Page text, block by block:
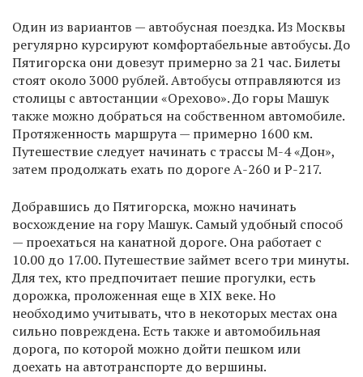
Один из вариантов — автобусная поездка. Из Москвы
регулярно курсируют комфортабельные автобусы. До
Пятигорска они довезут примерно за 21 час. Билеты
стоят около 3000 рублей. Автобусы отправляются из
столицы с автостанции «Орехово». До горы Машук
также можно добраться на собственном автомобиле.
Протяженность маршрута — примерно 1600 км.
Путешествие следует начинать с трассы М-4 «Дон»,
затем продолжать ехать по дороге А-260 и Р-217.
Добравшись до Пятигорска, можно начинать
восхождение на гору Машук. Самый удобный способ
— проехаться на канатной дороге. Она работает с
10.00 до 17.00. Путешествие займет всего три минуты.
Для тех, кто предпочитает пешие прогулки, есть
дорожка, проложенная еще в XIX веке. Но
необходимо учитывать, что в некоторых местах она
сильно повреждена. Есть также и автомобильная
дорога, по которой можно дойти пешком или
доехать на автотранспорте до вершины.